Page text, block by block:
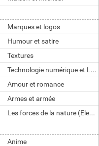
Marques et logos
Humour et satire
Textures
Technologie numérique et LOGICIELS
Amour et romance
Armes et armée
Les forces de la nature (Element)
Anime